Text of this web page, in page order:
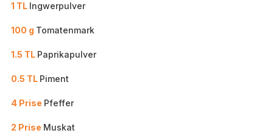
1 TL Ingwerpulver
100 g Tomatenmark
1.5 TL Paprikapulver
0.5 TL Piment
4 Prise Pfeffer
2 Prise Muskat